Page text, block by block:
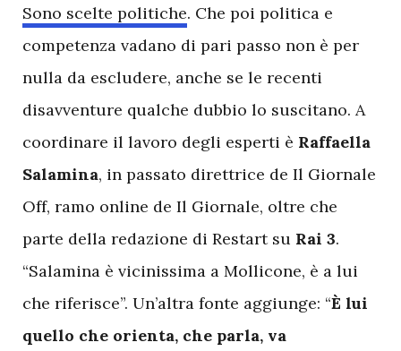
Sono scelte politiche. Che poi politica e
competenza vadano di pari passo non è per
nulla da escludere, anche se le recenti
disavventure qualche dubbio lo suscitano. A
coordinare il lavoro degli esperti è Raffaella
Salamina, in passato direttrice de Il Giornale
Off, ramo online de Il Giornale, oltre che
parte della redazione di Restart su Rai 3.
“Salamina è vicinissima a Mollicone, è a lui
che riferisce”. Un’altra fonte aggiunge: “È lui
quello che orienta, che parla, va